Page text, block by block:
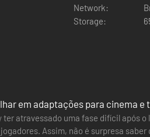
Network:
Storage:
em adaptações para cinema e
ter atravessado uma fase difícil após
Assim, não é surpresa